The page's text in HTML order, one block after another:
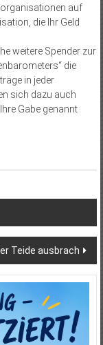
auf
die Ihr Geld
weitere Spender zur
die
in jeder
sich dazu auch
Gabe genannt
Teide ausbrach